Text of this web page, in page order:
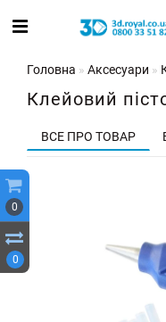
0
0
Головна Аксесуари
Клейовий
ВСЕ ПРО ТОВАР